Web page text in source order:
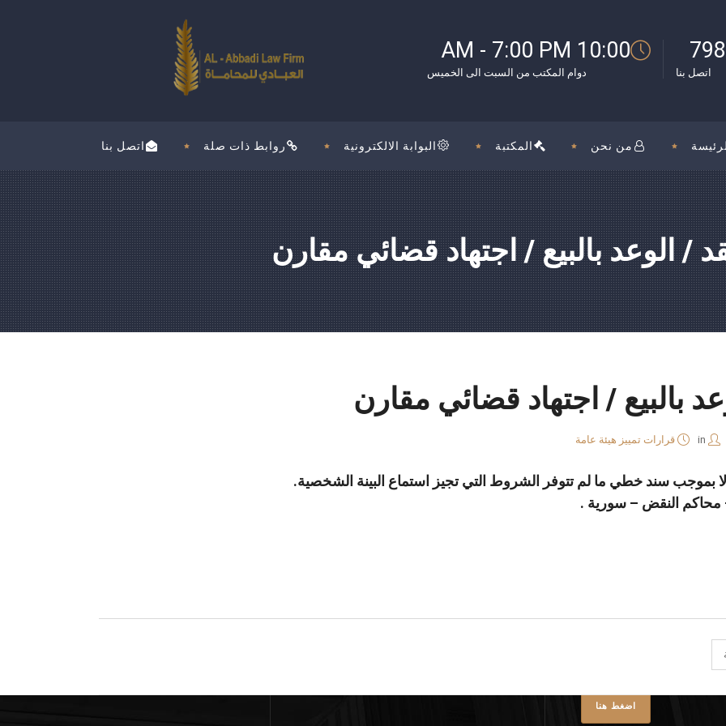
10:00 AM - 7:00 PM
دوام المكتب من السبت الى الخميس اتصل بنا
اتصل بنا روابط ذات صلة البوابة الالكترونية المكتبة من نحن
/ الوعد بالبيع / اجتهاد قضائي مقارن
بالبيع / اجتهاد قضائي مقارن
in قرارات تمييز هيئة عامة
الا بموجب سند خطي ما لم تتوفر الشروط التي تجيز استماع البينة الشخصية.